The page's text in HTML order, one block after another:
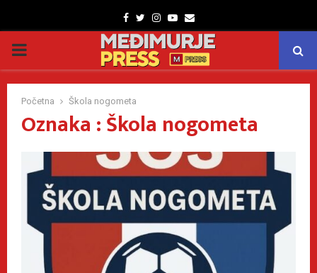
Facebook
TwitterInstagram
Youtube
Email
PRIMARY
MENU
Početna Škola nogometa
Oznaka : Škola nogometa